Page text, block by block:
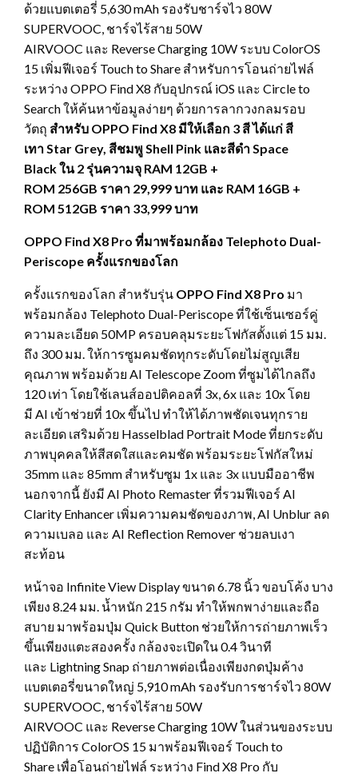
ด้วยแบตเตอรี่ 5,630 mAh รองรับชาร์จไว 80W
SUPERVOOC, ชาร์จไร้สาย 50W
AIRVOOC และ Reverse Charging 10W ระบบ ColorOS
15 เพิ่มฟีเจอร์ Touch to Share สำหรับการโอนถ่ายไฟล์
ระหว่าง OPPO Find X8 กับอุปกรณ์ iOS และ Circle to
Search ให้ค้นหาข้อมูลง่ายๆ ด้วยการลากวงกลมรอบ
วัตถุ สำหรับ OPPO Find X8 มีให้เลือก 3 สี ได้แก่ สี
เทา Star Grey, สีชมพู Shell Pink และสีดำ Space
Black ใน 2 รุ่นความจุ RAM 12GB +
ROM 256GB ราคา 29,999 บาท และ RAM 16GB +
ROM 512GB ราคา 33,999 บาท
OPPO Find X8 Pro ที่มาพร้อมกล้อง Telephoto Dual-
Periscope ครั้งแรกของโลก
ครั้งแรกของโลก สำหรับรุ่น OPPO Find X8 Pro มา
พร้อมกล้อง Telephoto Dual-Periscope ที่ใช้เซ็นเซอร์คู่
ความละเอียด 50MP ครอบคลุมระยะโฟกัสตั้งแต่ 15 มม.
ถึง 300 มม. ให้การซูมคมชัดทุกระดับโดยไม่สูญเสีย
คุณภาพ พร้อมด้วย AI Telescope Zoom ที่ซูมได้ไกลถึง
120 เท่า โดยใช้เลนส์ออปติคอลที่ 3x, 6x และ 10x โดย
มี AI เข้าช่วยที่ 10x ขึ้นไป ทำให้ได้ภาพชัดเจนทุกราย
ละเอียด เสริมด้วย Hasselblad Portrait Mode ที่ยกระดับ
ภาพบุคคลให้สีสดใสและคมชัด พร้อมระยะโฟกัสใหม่
35mm และ 85mm สำหรับซูม 1x และ 3x แบบมืออาชีพ
นอกจากนี้ ยังมี AI Photo Remaster ที่รวมฟีเจอร์ AI
Clarity Enhancer เพิ่มความคมชัดของภาพ, AI Unblur ลด
ความเบลอ และ AI Reflection Remover ช่วยลบเงา
สะท้อน
หน้าจอ Infinite View Display ขนาด 6.78 นิ้ว ขอบโค้ง บาง
เพียง 8.24 มม. น้ำหนัก 215 กรัม ทำให้พกพาง่ายและถือ
สบาย มาพร้อมปุ่ม Quick Button ช่วยให้การถ่ายภาพเร็ว
ขึ้นเพียงแตะสองครั้ง กล้องจะเปิดใน 0.4 วินาที
และ Lightning Snap ถ่ายภาพต่อเนื่องเพียงกดปุ่มค้าง
แบตเตอรี่ขนาดใหญ่ 5,910 mAh รองรับการชาร์จไว 80W
SUPERVOOC, ชาร์จไร้สาย 50W
AIRVOOC และ Reverse Charging 10W ในส่วนของระบบ
ปฏิบัติการ ColorOS 15 มาพร้อมฟีเจอร์ Touch to
Share เพื่อโอนถ่ายไฟล์ ระหว่าง Find X8 Pro กับ